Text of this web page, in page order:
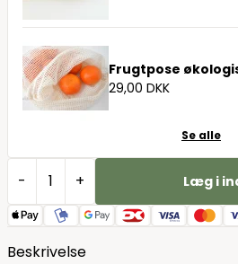
Frugtpose
29,00 DKK
Se alle
- + Læg i
Beskrivelse